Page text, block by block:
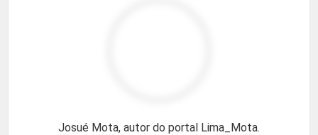
Josué Mota, autor do portal Lima_Mota.